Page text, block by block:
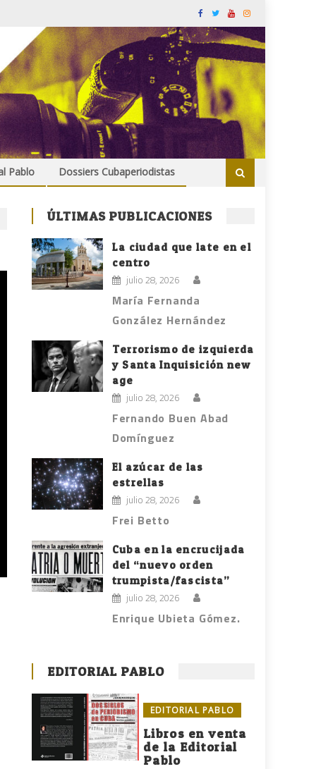
Pablo Dossiers Cubaperiodistas
ÚLTIMAS PUBLICACIONES
La ciudad que late en el
centro
julio 28, 2026
María Fernanda
González Hernández
Terrorismo de izquierda
y Santa Inquisición new
age
julio 28, 2026
Fernando Buen Abad
Domínguez
El azúcar de las
estrellas
julio 28, 2026
Frei Betto
Cuba en la encrucijada
del “nuevo orden
trumpista/fascista”
julio 28, 2026
Enrique Ubieta Gómez.
EDITORIAL PABLO
EDITORIAL PABLO
Libros en venta
de la Editorial
Pablo